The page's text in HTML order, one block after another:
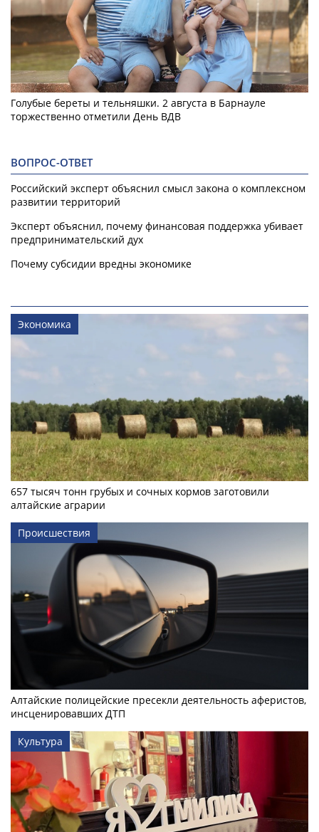
Голубые береты и тельняшки. 2 августа в Барнауле
торжественно отметили День ВДВ
ВОПРОС-ОТВЕТ
Российский эксперт объяснил смысл закона о комплексном
развитии территорий
Эксперт объяснил, почему финансовая поддержка убивает
предпринимательский дух
Почему субсидии вредны экономике
Экономика
657 тысяч тонн грубых и сочных кормов заготовили
алтайские аграрии
Происшествия
Алтайские полицейские пресекли деятельность аферистов,
инсценировавших ДТП
Культура